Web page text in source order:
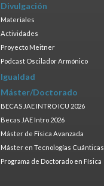
Divulgación
Materiales
Actividades
Proyecto Meitner
Podcast Oscilador Armónico
Igualdad
Máster/Doctorado
BECAS JAE INTRO ICU 2026
Becas JAE Intro 2026
Máster de Física Avanzada
Máster en Tecnologías Cuánticas
Programa de Doctorado en Física